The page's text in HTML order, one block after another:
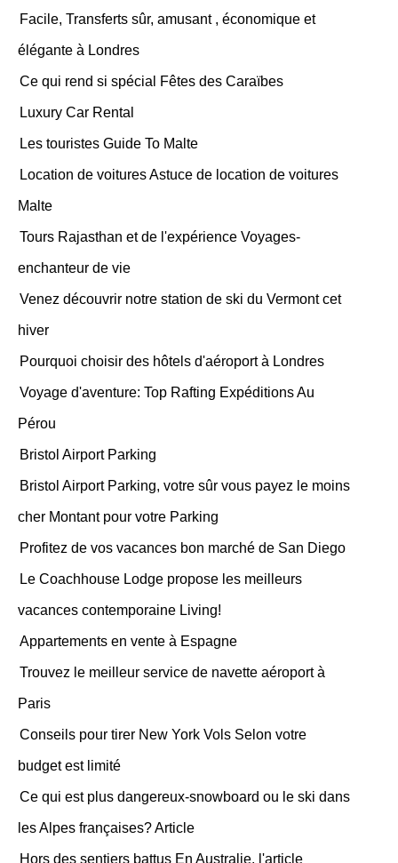
Facile, Transferts sûr, amusant , économique et
élégante à Londres
Ce qui rend si spécial Fêtes des Caraïbes
Luxury Car Rental
Les touristes Guide To Malte
Location de voitures Astuce de location de voitures
Malte
Tours Rajasthan et de l'expérience Voyages-
enchanteur de vie
Venez découvrir notre station de ski du Vermont cet
hiver
Pourquoi choisir des hôtels d'aéroport à Londres
Voyage d'aventure: Top Rafting Expéditions Au
Pérou
Bristol Airport Parking
Bristol Airport Parking, votre sûr vous payez le moins
cher Montant pour votre Parking
Profitez de vos vacances bon marché de San Diego
Le Coachhouse Lodge propose les meilleurs
vacances contemporaine Living!
Appartements en vente à Espagne
Trouvez le meilleur service de navette aéroport à
Paris
Conseils pour tirer New York Vols Selon votre
budget est limité
Ce qui est plus dangereux-snowboard ou le ski dans
les Alpes françaises? Article
Hors des sentiers battus En Australie, l'article